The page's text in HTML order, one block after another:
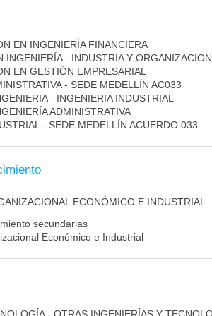
EN INGENIERÍA FINANCIERA
INGENIERÍA - INDUSTRIA Y
EN GESTIÓN EMPRESARIAL
- SEDE MEDELLÍN AC033
- INGENIERIA INDUSTRIAL
ADMINISTRATIVA
- SEDE MEDELLÍN ACUERDO 033
ECONÓMICO E INDUSTRIAL
secundarias
Económico e Industrial